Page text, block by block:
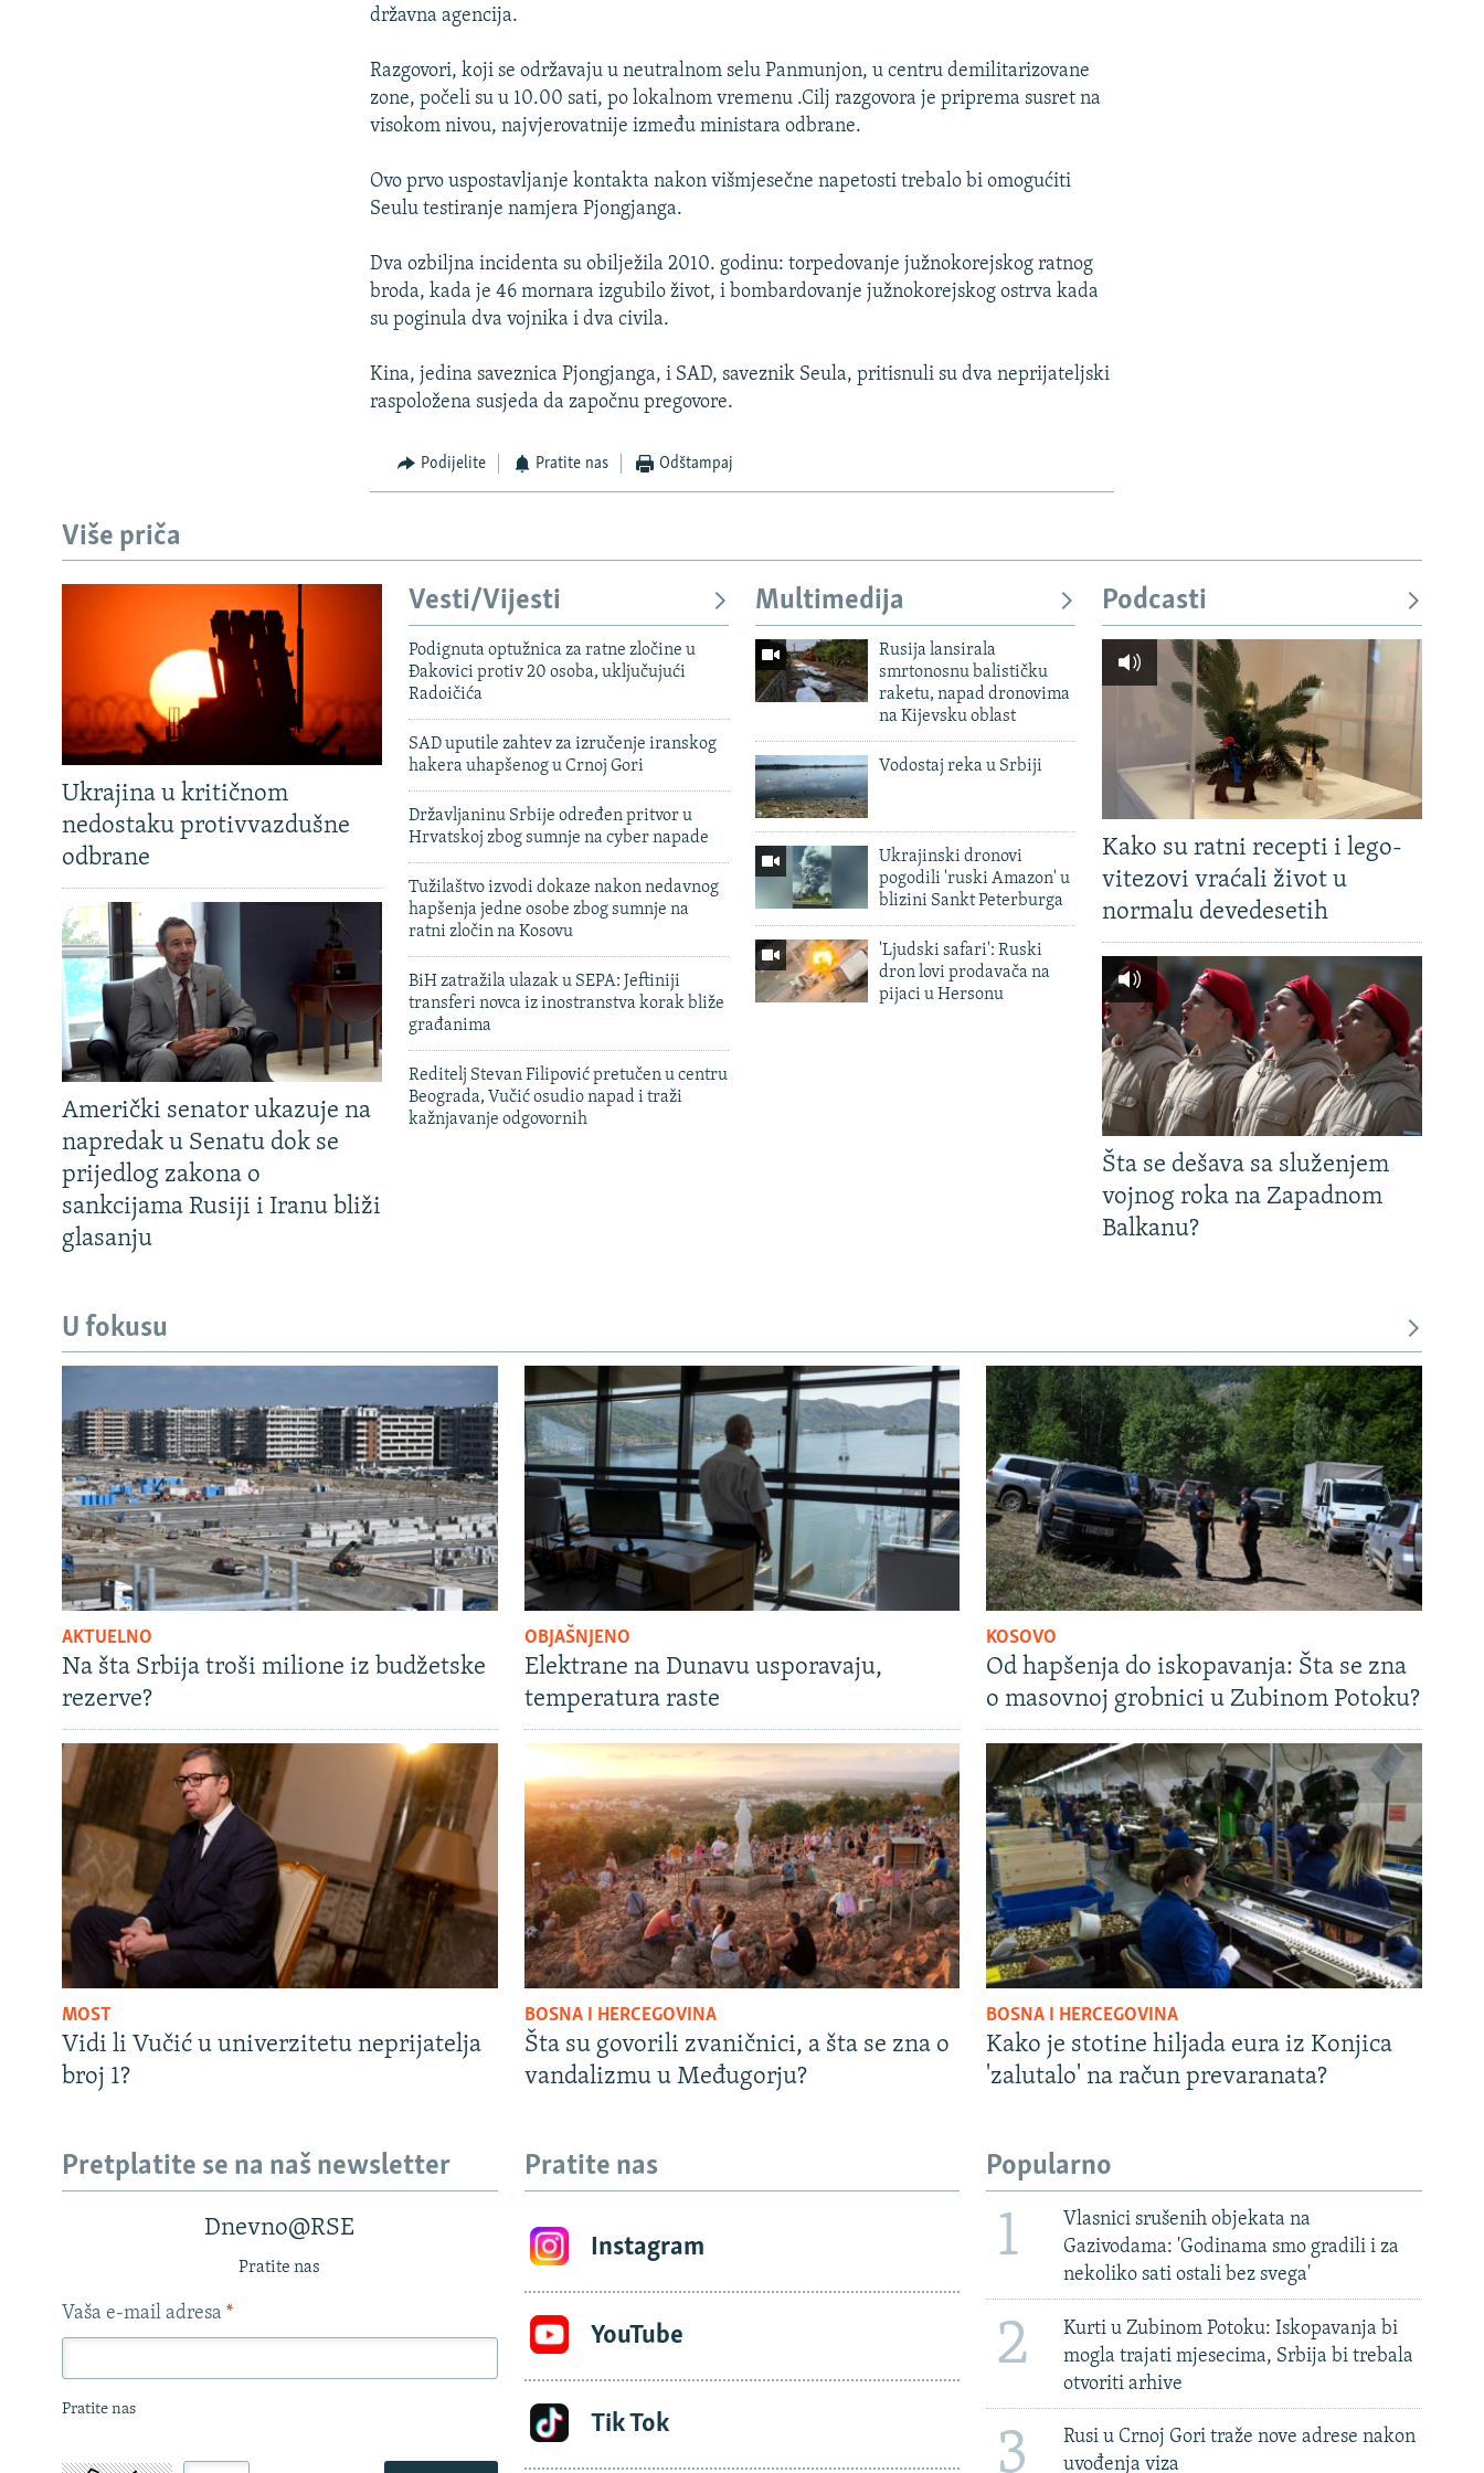
državna agencija.
Razgovori, koji se održavaju u neutralnom selu Panmunjon, u centru demilitarizovane
zone, počeli su u 10.00 sati, po lokalnom vremenu .Cilj razgovora je priprema susret na
visokom nivou, najvjerovatnije između ministara odbrane.
Ovo prvo uspostavljanje kontakta nakon višmjesečne napetosti trebalo bi omogućiti
Seulu testiranje namjera Pjongjanga.
Dva ozbiljna incidenta su obilježila 2010. godinu: torpedovanje južnokorejskog ratnog
broda, kada je 46 mornara izgubilo život, i bombardovanje južnokorejskog ostrva kada
su poginula dva vojnika i dva civila.
Kina, jedina saveznica Pjongjanga, i SAD, saveznik Seula, pritisnuli su dva neprijateljski
raspoložena susjeda da započnu pregovore.
Podijelite Pratite nas Odštampaj
Više priča
Ukrajina u kritičnom
nedostaku protivvazdušne
odbrane
Američki senator ukazuje na
napredak u Senatu dok se
prijedlog zakona o
sankcijama Rusiji i Iranu bliži
glasanju
Vesti/Vijesti
Podignuta optužnica za ratne zločine u
Đakovici protiv 20 osoba, uključujući
Radoičića
SAD uputile zahtev za izručenje iranskog
hakera uhapšenog u Crnoj Gori
Državljaninu Srbije određen pritvor u
Hrvatskoj zbog sumnje na cyber napade
Tužilaštvo izvodi dokaze nakon nedavnog
hapšenja jedne osobe zbog sumnje na
ratni zločin na Kosovu
BiH zatražila ulazak u SEPA: Jeftiniji
transferi novca iz inostranstva korak bliže
građanima
Reditelj Stevan Filipović pretučen u centru
Beograda, Vučić osudio napad i traži
kažnjavanje odgovornih
Multimedija
Rusija lansirala
smrtonosnu balističku
raketu, napad dronovima
na Kijevsku oblast
Vodostaj reka u Srbiji
Ukrajinski dronovi
pogodili 'ruski Amazon' u
blizini Sankt Peterburga
'Ljudski safari': Ruski
dron lovi prodavača na
pijaci u Hersonu
Podcasti
Kako su ratni recepti i lego-
vitezovi vraćali život u
normalu devedesetih
Šta se dešava sa služenjem
vojnog roka na Zapadnom
Balkanu?
U fokusu
AKTUELNO
Na šta Srbija troši milione iz budžetske
rezerve?
OBJAŠNJENO
Elektrane na Dunavu usporavaju,
temperatura raste
KOSOVO
Od hapšenja do iskopavanja: Šta se zna
o masovnoj grobnici u Zubinom Potoku?
MOST
Vidi li Vučić u univerzitetu neprijatelja
broj 1?
BOSNA I HERCEGOVINA
Šta su govorili zvaničnici, a šta se zna o
vandalizmu u Međugorju?
BOSNA I HERCEGOVINA
Kako je stotine hiljada eura iz Konjica
'zalutalo' na račun prevaranata?
Pretplatite se na naš newsletter
Dnevno@RSE
Pratite nas
Vaša e-mail adresa *
Pratite nas
Pratite nas
Instagram
YouTube
Tik Tok
Popularno
1
Vlasnici srušenih objekata na
Gazivodama: 'Godinama smo gradili i za
nekoliko sati ostali bez svega'
2
Kurti u Zubinom Potoku: Iskopavanja bi
mogla trajati mjesecima, Srbija bi trebala
otvoriti arhive
3
Rusi u Crnoj Gori traže nove adrese nakon
uvođenja viza